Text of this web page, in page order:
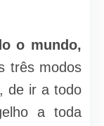
o mundo,
três modos
de ir a todo
a toda